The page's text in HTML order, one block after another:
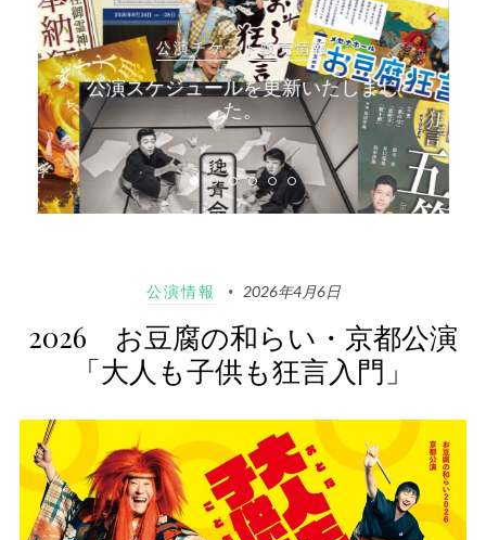
公演チケット販売情報
公演スケジュールを更新いたしまし
た。
公演情報 2026年4月6日
2026 お豆腐の和らい・京都公演
「大人も子供も狂言入門」